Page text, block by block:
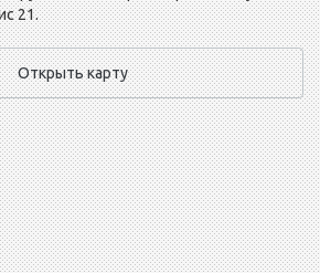
21.
Открыть карту